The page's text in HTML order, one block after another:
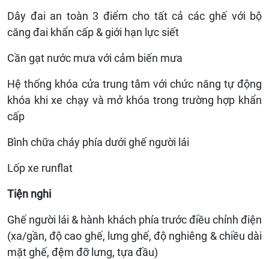
Dây đai an toàn 3 điểm cho tất cả các ghế với bộ
căng đai khẩn cấp & giới hạn lực siết
Cần gạt nước mưa với cảm biến mưa
Hệ thống khóa cửa trung tâm với chức năng tự động
khóa khi xe chạy và mở khóa trong trường hợp khẩn
cấp
Bình chữa cháy phía dưới ghế người lái
Lốp xe runflat
Tiện nghi
Ghế người lái & hành khách phía trước điều chỉnh điện
(xa/gần, độ cao ghế, lưng ghế, độ nghiêng & chiều dài
mặt ghế, đệm đỡ lưng, tựa đầu)